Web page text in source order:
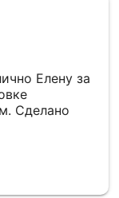
Елену за
Сделано